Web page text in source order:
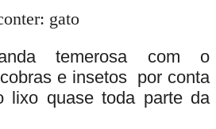
temerosa com o
e insetos por conta
lixo quase toda parte da